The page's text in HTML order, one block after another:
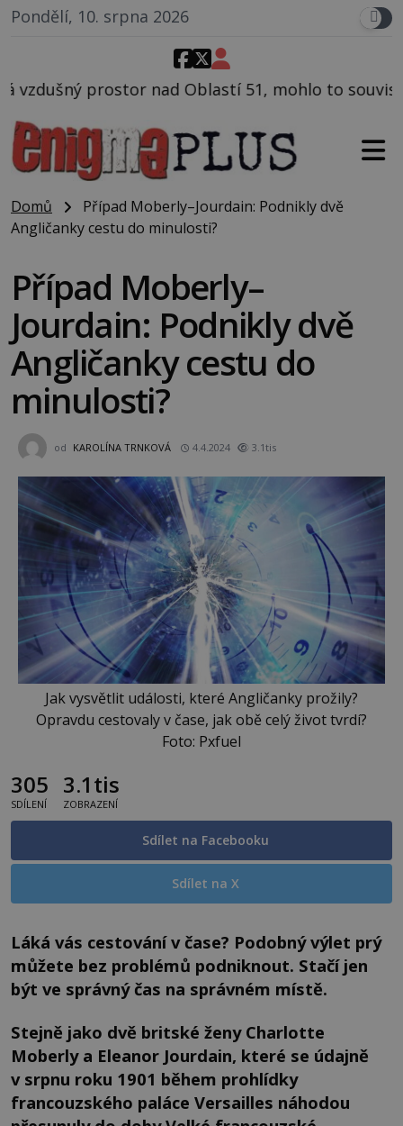
Pondělí, 10. srpna 2026
Oblastí 51, mohlo to souviset s testováním
Domů
Případ Moberly–Jourdain: Podnikly dvě
Angličanky cestu do minulosti?
Případ Moberly–
Jourdain: Podnikly dvě
Angličanky cestu do
minulosti?
od KAROLÍNA TRNKOVÁ 4.4.2024 3.1tis
Jak vysvětlit události, které Angličanky prožily?
Opravdu cestovaly v čase, jak obě celý život tvrdí?
Foto: Pxfuel
305
SDÍLENÍ
3.1tis
ZOBRAZENÍ
Sdílet na Facebooku
Sdílet na X
Láká vás cestování v čase? Podobný výlet prý
můžete bez problémů podniknout. Stačí jen
být ve správný čas na správném místě.
Stejně jako dvě britské ženy Charlotte
Moberly a Eleanor Jourdain, které se údajně
v srpnu roku 1901 během prohlídky
francouzského paláce Versailles náhodou